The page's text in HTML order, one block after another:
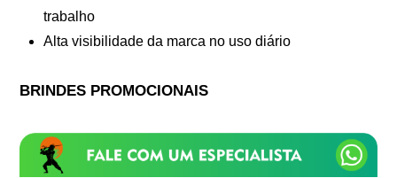
trabalho
Alta visibilidade da marca no uso diário
BRINDES PROMOCIONAIS